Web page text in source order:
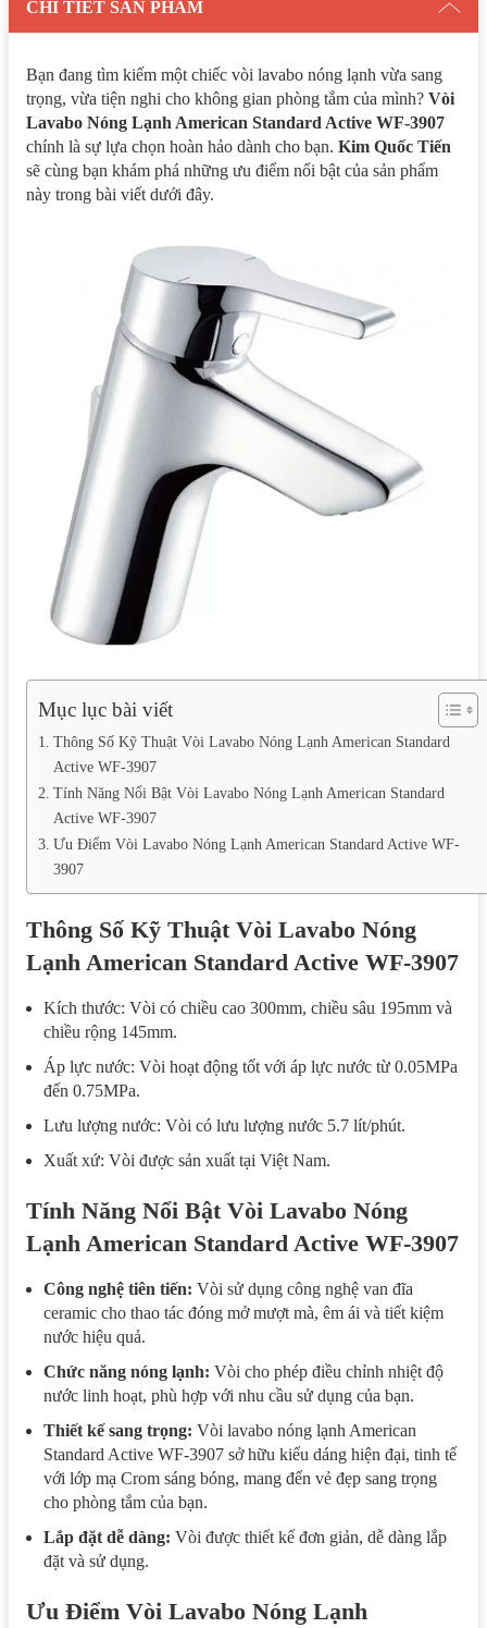
CHI TIẾT SẢN PHẨM
Bạn đang tìm kiếm một chiếc vòi lavabo nóng lạnh vừa sang
trọng, vừa tiện nghi cho không gian phòng tắm của mình? Vòi
Lavabo Nóng Lạnh American Standard Active WF-3907
chính là sự lựa chọn hoàn hảo dành cho bạn. Kim Quốc Tiến
sẽ cùng bạn khám phá những ưu điểm nổi bật của sản phẩm
này trong bài viết dưới đây.
Mục lục bài viết
Thông Số Kỹ Thuật Vòi Lavabo Nóng Lạnh American Standard
Active WF-3907
Tính Năng Nổi Bật Vòi Lavabo Nóng Lạnh American Standard
Active WF-3907
Ưu Điểm Vòi Lavabo Nóng Lạnh American Standard Active WF-
3907
Thông Số Kỹ Thuật Vòi Lavabo Nóng
Lạnh American Standard Active WF-3907
Kích thước: Vòi có chiều cao 300mm, chiều sâu 195mm và
chiều rộng 145mm.
Áp lực nước: Vòi hoạt động tốt với áp lực nước từ 0.05MPa
đến 0.75MPa.
Lưu lượng nước: Vòi có lưu lượng nước 5.7 lít/phút.
Xuất xứ: Vòi được sản xuất tại Việt Nam.
Tính Năng Nổi Bật Vòi Lavabo Nóng
Lạnh American Standard Active WF-3907
Công nghệ tiên tiến: Vòi sử dụng công nghệ van đĩa
ceramic cho thao tác đóng mở mượt mà, êm ái và tiết kiệm
nước hiệu quả.
Chức năng nóng lạnh: Vòi cho phép điều chỉnh nhiệt độ
nước linh hoạt, phù hợp với nhu cầu sử dụng của bạn.
Thiết kế sang trọng: Vòi lavabo nóng lạnh American
Standard Active WF-3907 sở hữu kiểu dáng hiện đại, tinh tế
với lớp mạ Crom sáng bóng, mang đến vẻ đẹp sang trọng
cho phòng tắm của bạn.
Lắp đặt dễ dàng: Vòi được thiết kế đơn giản, dễ dàng lắp
đặt và sử dụng.
Ưu Điểm Vòi Lavabo Nóng Lạnh